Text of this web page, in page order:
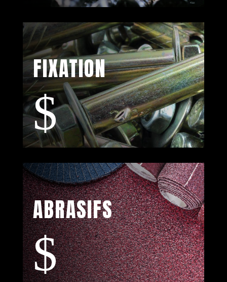
FIXATION
$
ABRASIFS
$